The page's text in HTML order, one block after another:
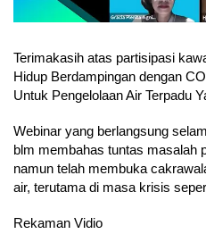
Terimakasih atas partisipasi
Hidup Berdampingan dengan
Untuk Pengelolaan Air Terpadu
Webinar yang berlangsung
blm membahas tuntas masalah
namun telah membuka
air, terutama di masa krisis
Rekaman Vidio